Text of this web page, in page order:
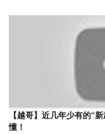
【越哥】近几年少有的“
懂！